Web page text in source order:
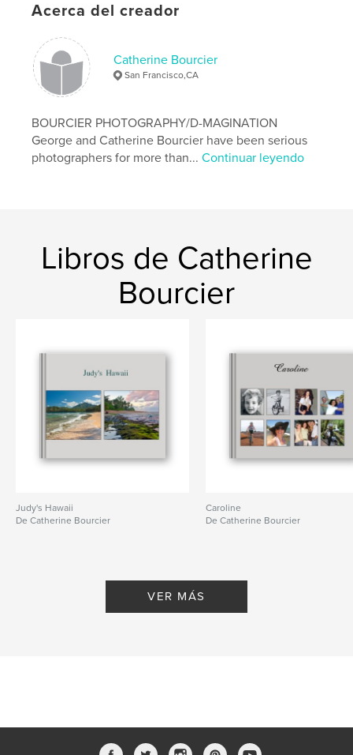
Acerca del creador
Catherine Bourcier
San Francisco,CA
BOURCIER PHOTOGRAPHY/D-MAGINATION
George and Catherine Bourcier have been serious
photographers for more than...Continuar leyendo
Libros de Catherine
Bourcier
Judy's Hawaii
De Catherine Bourcier
Caroline
De Catherine Bourcier
VER MÁS